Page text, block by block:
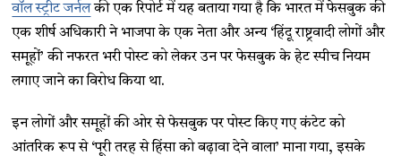
वॉल स्ट्रीट जर्नलकी एक रिपोर्ट में यह बताया गया है कि भारत में फेसबुक की
एक शीर्ष अधिकारी ने भाजपा के एक नेता और अन्य ‘हिंदू राष्ट्रवादी लोगों और
समूहों’ की नफरत भरी पोस्ट को लेकर उन पर फेसबुक के हेट स्पीच नियम
लगाए जाने का विरोध किया था.
इन लोगों और समूहों की ओर से फेसबुक पर पोस्ट किए गए कंटेट को
आंतरिक रूप से ‘पूरी तरह से हिंसा को बढ़ावा देने वाला’ माना गया, इसके